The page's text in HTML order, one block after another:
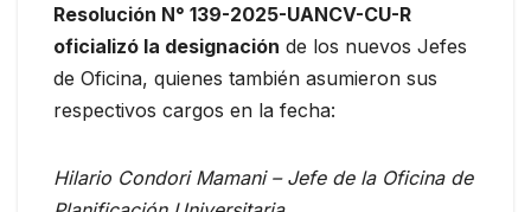
Resolución N° 139-2025-UANCV-CU-R
oficializó la designación de los nuevos Jefes
de Oficina, quienes también asumieron sus
respectivos cargos en la fecha:
Hilario Condori Mamani – Jefe de la Oficina de